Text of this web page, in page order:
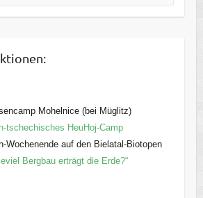
Mohelnice (bei Müglitz)
tschechisches HeuHoj-Camp
Wochenende auf den Bielatal-Biotopen
Bergbau erträgt die Erde?“